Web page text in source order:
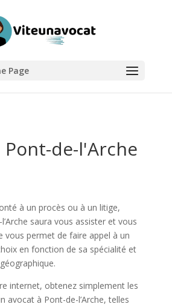
Page
Pont-de-l'Arche
à un procès ou à un litige,
saura vous assister et vous
vous permet de faire appel à un
en fonction de sa spécialité et
internet, obtenez simplement les
avocat à Pont-de-l’Arche, telles